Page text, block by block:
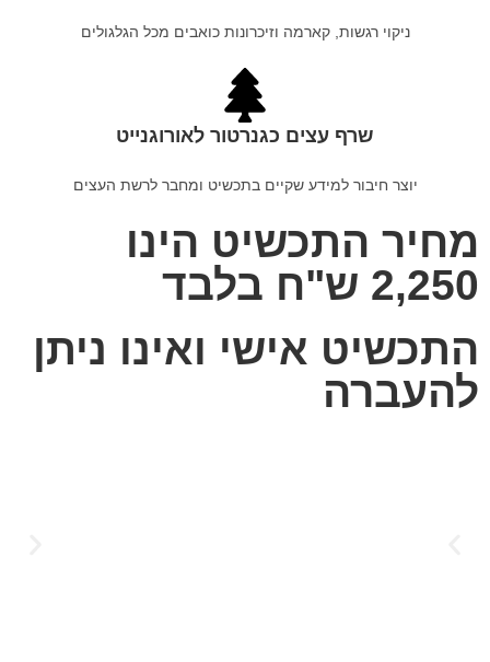
ניקוי רגשות, קארמה וזיכרונות כואבים מכל הגלגולים
שרף עצים כגנרטור לאורוגנייט
יוצר חיבור למידע שקיים בתכשיט ומחבר לרשת העצים
מחיר התכשיט הינו
2,250 ש"ח בלבד
התכשיט אישי ואינו ניתן
להעברה